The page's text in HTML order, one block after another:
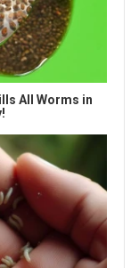
All Worms in